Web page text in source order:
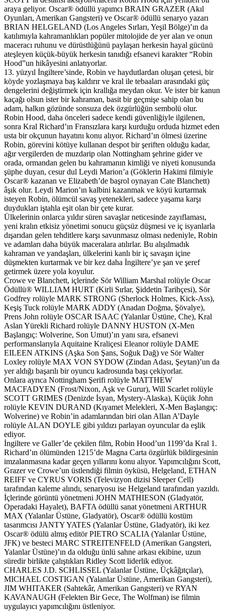
araya geliyor. Oscar® ödüllü yapımcı BRAIN GRAZER (Akıl
Oyunları, Amerikan Gangsteri) ve Oscar® ödüllü senaryo yazarı
BRIAN HELGELAND (Los Angeles Sırları, Yeşil Bölge)’ın da
katılımıyla kahramanlıkları popüler mitolojide de yer alan ve onun
maceracı ruhunu ve dürüstlüğünü paylaşan herkesin hayal gücünü
ateşleyen küçük-büyük herkesin tanıdığı efsanevi karakter “Robin
Hood”un hikâyesini anlatıyorlar.
13. yüzyıl İngiltere’sinde, Robin ve haydutlardan oluşan çetesi, bir
köyde yozlaşmaya baş kaldırır ve kral ile tebaaları arasındaki güç
dengelerini değiştirmek için krallığa meydan okur. Ve ister bir kanun
kaçağı olsun ister bir kahraman, basit bir geçmişe sahip olan bu
adam, halkın gözünde sonsuza dek özgürlüğün sembolü olur.
Robin Hood, daha önceleri sadece kendi güvenliğiyle ilgilenen,
sonra Kral Richard’ın Fransızlara karşı kurduğu orduda hizmet eden
usta bir okçunun hayatını konu alıyor. Richard’ın ölmesi üzerine
Robin, görevini kötüye kullanan despot bir şeriften olduğu kadar,
ağır vergilerden de muzdarip olan Nottingham şehrine gider ve
orada, ormandan gelen bu kahramanın kimliği ve niyeti konusunda
şüphe duyan, cesur dul Leydi Marion’a (Göklerin Hakimi filmiyle
Oscar® kazanan ve Elizabeth’de başrol oynayan Cate Blanchett)
âşık olur. Leydi Marion’ın kalbini kazanmak ve köyü kurtarmak
isteyen Robin, ölümcül savaş yetenekleri, sadece yaşama karşı
duydukları iştahla eşit olan bir çete kurar.
Ülkelerinin onlarca yıldır süren savaşlar neticesinde zayıflaması,
yeni kralın etkisiz yönetimi sonucu güçsüz düşmesi ve iç isyanlarla
dışarıdan gelen tehditlere karşı savunmasız olması nedeniyle, Robin
ve adamları daha büyük maceralara atılırlar. Bu alışılmadık
kahraman ve yandaşları, ülkelerini kanlı bir iç savaşın içine
düşmekten kurtarmak ve bir kez daha İngiltere’ye şan ve şeref
getirmek üzere yola koyulur.
Crowe ve Blanchett, içlerinde Sör William Marshal rolüyle Oscar
Ödüllü® WILLIAM HURT (Kirli Sırlar, Şiddetin Tarihçesi), Sör
Godfrey rolüyle MARK STRONG (Sherlock Holmes, Kick-Ass),
Keşiş Tuck rolüyle MARK ADDY (Anadan Doğma, Şövalye),
Prens John rolüyle OSCAR ISAAC (Yalanlar Üstüne, Che), Kral
Aslan Yürekli Richard rolüyle DANNY HUSTON (X-Men
Başlangıç: Wolverine, Son Umut)’ın yanı sıra, efsanevi
performanslarıyla Aquitaine Kraliçesi Eleanor rolüyle DAME
EILEEN ATKINS (Aşka Son Şans, Soğuk Dağ) ve Sör Walter
Loxley rolüyle MAX VON SYDOW (Zindan Adası, Şeytan)’un da
yer aldığı başarılı bir oyuncu kadrosunda başı çekiyorlar.
Onlara ayrıca Nottingham Şerifi rolüyle MATTHEW
MACFADYEN (Frost/Nixon, Aşk ve Gurur), Will Scarlet rolüyle
SCOTT GRIMES (Denizde İsyan, Mystery-Alaska), Küçük John
rolüyle KEVIN DURAND (Kıyamet Melekleri, X-Men Başlangıç:
Wolverine) ve Robin’in adamlarından biri olan Allan A’Dayle
rolüyle ALAN DOYLE gibi yıldızı parlayan oyuncular da eşlik
ediyor.
İngiltere ve Galler’de çekilen film, Robin Hood’un 1199’da Kral 1.
Richard’ın ölümünden 1215’de Magna Carta özgürlük bildirgesinin
imzalanmasına kadar geçen yıllarını konu alıyor. Yapımcılığını Scott,
Grazer ve Crowe’un üstlendiği filmin öyküsü, Helgeland, ETHAN
REIFF ve CYRUS VORIS (Televizyon dizisi Sleeper Cell)
tarafından kaleme alındı, senaryosu ise Helgeland tarafından yazıldı.
İçlerinde görüntü yönetmeni JOHN MATHIESON (Gladyatör,
Operadaki Hayalet), BAFTA ödüllü sanat yönetmeni ARTHUR
MAX (Yalanlar Üstüne, Gladyatör), Oscar® ödüllü kostüm
tasarımcısı JANTY YATES (Yalanlar Üstüne, Gladyatör), iki kez
Oscar® ödülü almış editör PIETRO SCALIA (Yalanlar Üstüne,
JFK) ve besteci MARC STREITENFELD (Amerikan Gangsteri,
Yalanlar Üstüne)’ın da olduğu ünlü sahne arkası ekibine, uzun
süredir birlikte çalıştıkları Ridley Scott liderlik ediyor.
CHARLES J.D. SCHLISSEL (Yalanlar Üstüne, Üçkâğıtçılar),
MICHAEL COSTIGAN (Yalanlar Üstüne, Amerikan Gangsteri),
JIM WHITAKER (Sahtekâr, Amerikan Gangsteri) ve RYAN
KAVANAUGH (Felekten Bir Gece, The Wolfman) ise filmin
uygulayıcı yapımcılığını üstleniyor.